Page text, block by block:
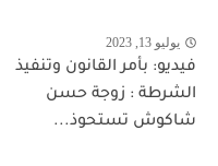
يوليو 13, 2023
فيديو: بأمر القانون وتنفيذ
الشرطة : زوجة حسن
شاكوش تستحوذ...